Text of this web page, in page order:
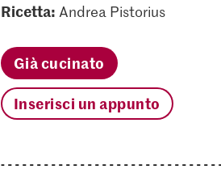
Ricetta: Andrea Pistorius
Già cucinato
Inserisci un appunto